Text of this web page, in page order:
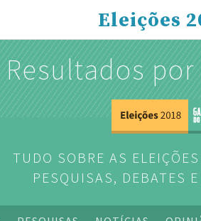
Eleições
Resultados
TUDO SOBRE AS
PESQUISAS, DEBATES